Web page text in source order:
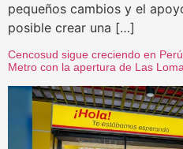
pequeños cambios y el
posible crear una […]
Cencosud sigue creciendo en
Metro con la apertura de Las